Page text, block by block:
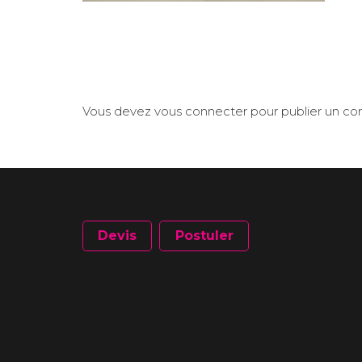
Vous devez vous connecter pour publier un
Devis Postuler